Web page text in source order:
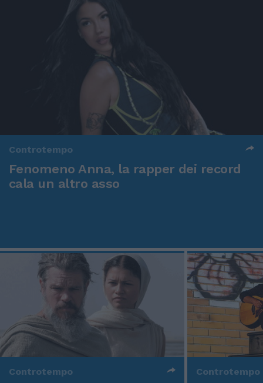
Controtempo
Fenomeno Anna, la rapper dei record
cala un altro asso
Controtempo Controtempo